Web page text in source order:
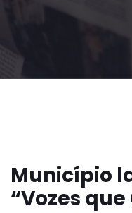
Município
“Vozes